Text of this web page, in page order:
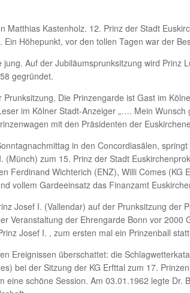
Matthias Kastenholz. 12. Prinz der Stadt
Höhepunkt, vor den tollen Tagen war der
Auf der Jubiläumsprunksitzung wird Prinz
gegründet.
Die Prinzengarde ist Gast im
im Kölner Stadt-Anzeiger „…. Mein
mit den Präsidenten der
in den Concordiasälen,
zum 15. Prinz der Stadt
Ferdinand Wichterich (ENZ), Willi Comes
vollem Gardeeinsatz das Finanzamt
Josef I. (Vallendar) auf der Prunksitzung der
Veranstaltung der Ehrengarde Bonn vor
Josef I. , zum ersten mal ein Prinzenball
Ereignissen überschattet: die
bei der Sitzung der KG Erfttal zum 17.
eine schöne Session. Am 03.01.1962 legte